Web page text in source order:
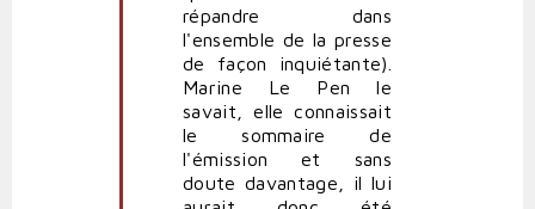
répandre dans
l'ensemble de la presse
de façon inquiétante).
Marine Le Pen le
savait, elle connaissait
le sommaire de
l'émission et sans
doute davantage, il lui